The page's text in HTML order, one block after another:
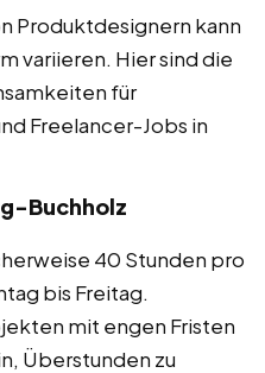
Produktdesignern kann
variieren. Hier sind die
für
Freelancer-Jobs in
Buchholz
40 Stunden pro
bis Freitag.
mit engen Fristen
Überstunden zu